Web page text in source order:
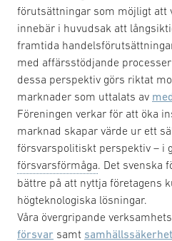
förutsättningar som möjligt att
innebär i huvudsak att
framtida
med affärsstödjande
dessa perspektiv görs riktat
marknader som uttalats av
Föreningen verkar för att öka
marknad skapar värde ur ett
försvarspolitiskt perspektiv – i
försvarsförmåga. Det svenska
bättre på att nyttja företagens
högteknologiska lösningar.
Våra övergripande
försvar samt samhällssäkerhet